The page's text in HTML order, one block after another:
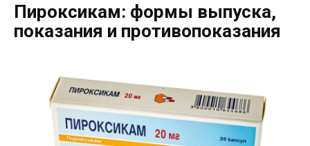
Пироксикам: формы выпуска,
показания и противопоказания